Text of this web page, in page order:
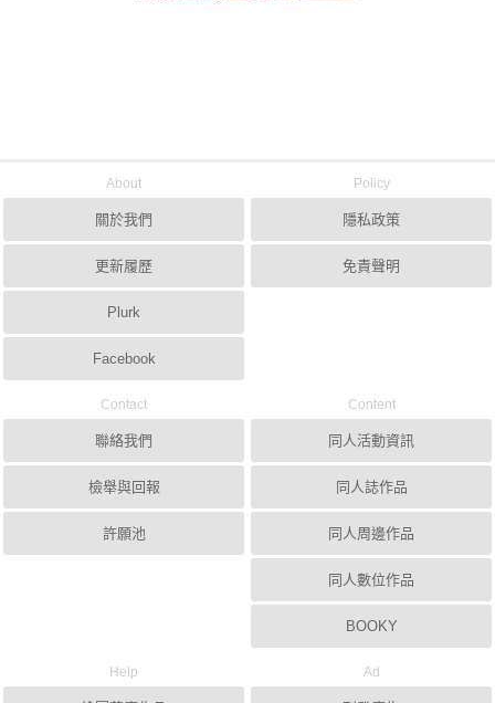
About
關於我們
更新履歷
Plurk
Facebook
Policy
隱私政策
免責聲明
Contact
聯絡我們
檢舉與回報
許願池
Content
同人活動資訊
同人誌作品
同人周邊作品
同人數位作品
BOOKY
Help Ad